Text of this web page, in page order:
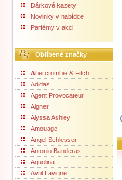
Dárkové kazety
Novinky v nabídce
Parfémy v akci
Oblíbené značky
Abercrombie & Fitch
Adidas
Agent Provocateur
Aigner
Alyssa Ashley
Amouage
Angel Schlesser
Antonio Banderas
Aquolina
Avril Lavigne